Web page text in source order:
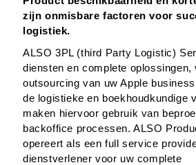
zijn onmisbare factoren voor
logistiek.
ALSO 3PL (third Party Logistic)
diensten en complete
outsourcing van uw Apple
de logistieke en boekhoudkundige
maken hiervoor gebruik van
backoffice processen. ALSO
opereert als een full service
dienstverlener voor uw complete